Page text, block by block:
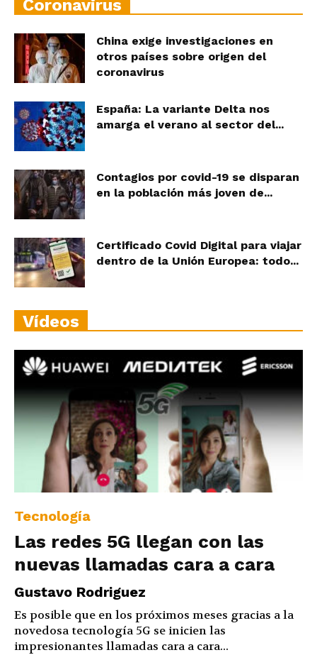
Coronavirus
China exige investigaciones en
otros países sobre origen del
coronavirus
España: La variante Delta nos
amarga el verano al sector del...
Contagios por covid-19 se disparan
en la población más joven de...
Certificado Covid Digital para viajar
dentro de la Unión Europea: todo...
Vídeos
Tecnología
Las redes 5G llegan con las
nuevas llamadas cara a cara
Gustavo Rodriguez
Es posible que en los próximos meses gracias a la
novedosa tecnología 5G se inicien las
impresionantes llamadas cara a cara...